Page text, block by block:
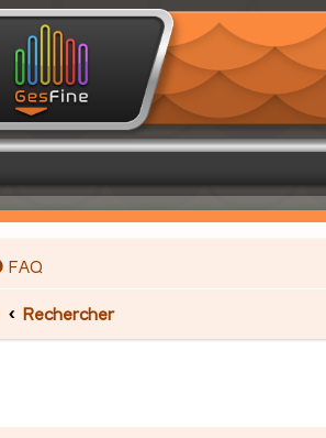
FAQ
Rechercher